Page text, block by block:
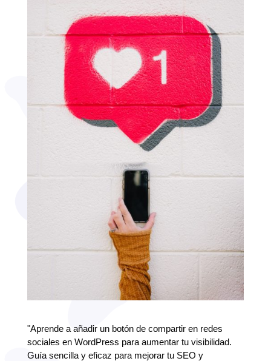
"Aprende a añadir un botón de compartir en redes
sociales en WordPress para aumentar tu visibilidad.
Guía sencilla y eficaz para mejorar tu SEO y